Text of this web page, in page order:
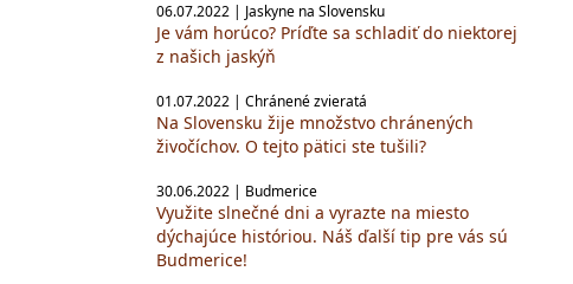
06.07.2022 | Jaskyne na Slovensku
Je vám horúco? Príďte sa schladiť do niektorej
z našich jaskýň
01.07.2022 | Chránené zvieratá
Na Slovensku žije množstvo chránených
živočíchov. O tejto pätici ste tušili?
30.06.2022 | Budmerice
Využite slnečné dni a vyrazte na miesto
dýchajúce históriou. Náš ďalší tip pre vás sú
Budmerice!